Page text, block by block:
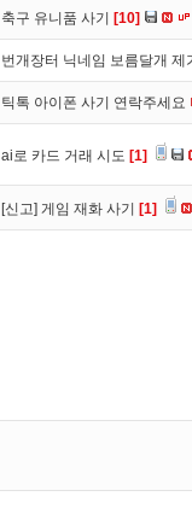
축구 유니품 사기 [10]
번개장터 닉네임 보름달개
틱톡 아이폰 사기 연락주세요
ai로 카드 거래 시도 [1]
[신고] 게임 재화 사기 [1]